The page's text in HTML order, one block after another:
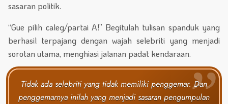
sasaran politik.
“Gue pilih caleg/partai A!” Begitulah tulisan spanduk yang
berhasil terpajang dengan wajah selebriti yang menjadi
sorotan utama, menghiasi jalanan padat kendaraan.
Tidak ada selebriti yang tidak memiliki penggemar. Dan
penggemarnya inilah yang menjadi sasaran pengumpulan